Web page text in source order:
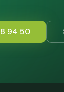
94 50